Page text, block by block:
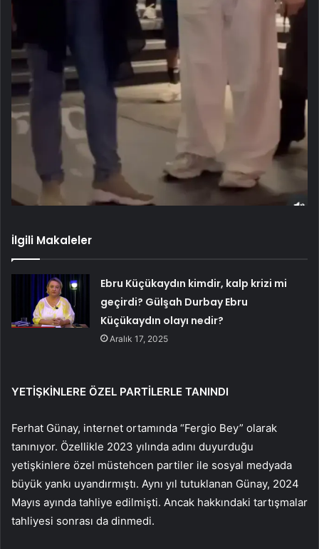
İlgili Makaleler
Ebru Küçükaydın kimdir, kalp krizi mi
geçirdi? Gülşah Durbay Ebru
Küçükaydın olayı nedir?
Aralık 17, 2025
YETİŞKİNLERE ÖZEL PARTİLERLE TANINDI
Ferhat Günay, internet ortamında “Fergio Bey” olarak
tanınıyor. Özellikle 2023 yılında adını duyurduğu
yetişkinlere özel müstehcen partiler ile sosyal medyada
büyük yankı uyandırmıştı. Aynı yıl tutuklanan Günay, 2024
Mayıs ayında tahliye edilmişti. Ancak hakkındaki tartışmalar
tahliyesi sonrası da dinmedi.